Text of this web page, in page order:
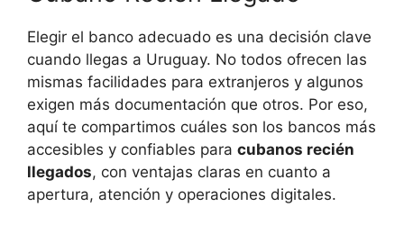
Elegir el banco adecuado es una decisión clave
cuando llegas a Uruguay. No todos ofrecen las
mismas facilidades para extranjeros y algunos
exigen más documentación que otros. Por eso,
aquí te compartimos cuáles son los bancos más
accesibles y confiables para cubanos recién
llegados, con ventajas claras en cuanto a
apertura, atención y operaciones digitales.